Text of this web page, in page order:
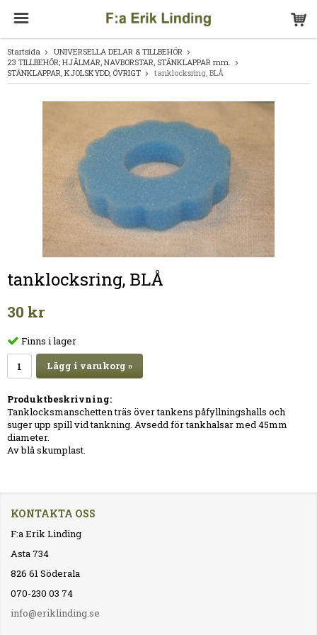
Startsida
UNIVERSELLA DELAR & TILLBEHÖR
23 TILLBEHÖR; HJÄLMAR, NAVBORSTAR, STÄNKLAPPAR mm.
STÄNKLAPPAR, KJOLSKYDD, ÖVRIGT
tanklocksring, BLÅ
tanklocksring, BLÅ
30 kr
Finns i lager
Lägg i varukorg »
Produktbeskrivning:
Tanklocksmanschetten träs över tankens påfyllningshalls och
suger upp spill vid tankning. Avsedd för tankhalsar med 45mm
diameter.
Av blå skumplast.
KONTAKTA OSS
F:a Erik Linding
Asta 734
826 61 Söderala
070-230 03 74
info@eriklinding.se